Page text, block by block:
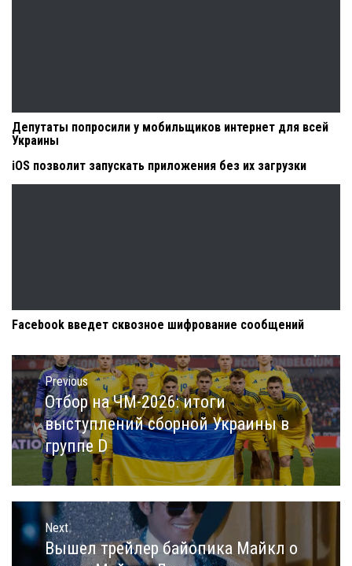
Депутаты попросили у мобильщиков интернет для всей
Украины
iOS позволит запускать приложения без их загрузки
Facebook введет сквозное шифрование сообщений
Навигация
по
записям
Previous
Previous
post:
Отбор на ЧМ-2026: итоги
выступлений сборной Украины в
группе D
Next
Next
Вышел трейлер байопика Майкл о